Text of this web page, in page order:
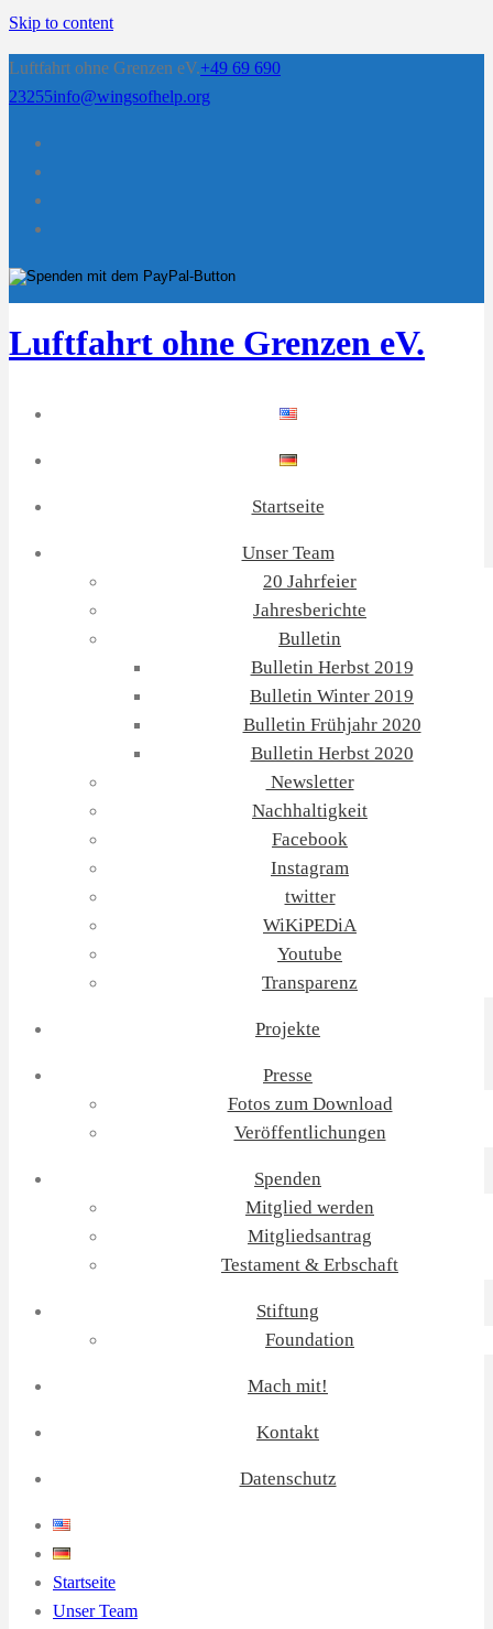
Skip to content
Luftfahrt ohne Grenzen eV.+49 69 690
23255info@wingsofhelp.org
Luftfahrt ohne Grenzen eV.
Startseite
Unser Team
20 Jahrfeier
Jahresberichte
Bulletin
Bulletin Herbst 2019
Bulletin Winter 2019
Bulletin Frühjahr 2020
Bulletin Herbst 2020
Newsletter
Nachhaltigkeit
Facebook
Instagram
twitter
WiKiPEDiA
Youtube
Transparenz
Projekte
Presse
Fotos zum Download
Veröffentlichungen
Spenden
Mitglied werden
Mitgliedsantrag
Testament & Erbschaft
Stiftung
Foundation
Mach mit!
Kontakt
Datenschutz
Startseite
Unser Team